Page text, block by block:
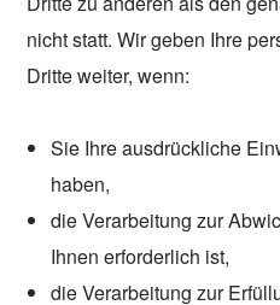
nicht statt. Wir geben Ihre
Dritte weiter, wenn:
Sie Ihre ausdrückliche
haben,
die Verarbeitung zur
Ihnen erforderlich ist,
die Verarbeitung zur